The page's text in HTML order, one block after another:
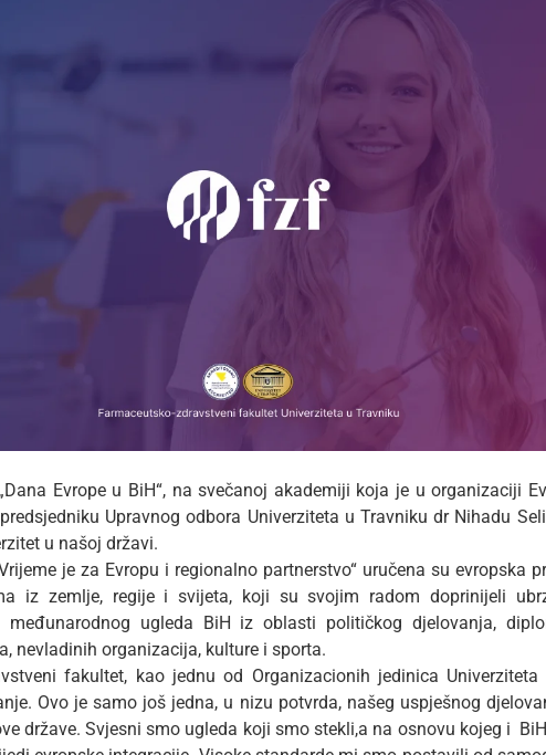
Evrope u BiH“, na svečanoj akademiji koja je u organizaciji
Upravnog odbora Univerziteta u Travniku dr Nihadu
u našoj državi.
je za Evropu i regionalno partnerstvo“ uručena su evropska
iz zemlje, regije i svijeta, koji su svojim radom doprinijeli
ugleda BiH iz oblasti političkog djelovanja,
nevladinih organizacija, kulture i sporta.
fakultet, kao jednu od Organizacionih jedinica
Ovo je samo još jedna, u nizu potvrda, našeg uspješnog
države. Svjesni smo ugleda koji smo stekli,a na osnovu kojeg i